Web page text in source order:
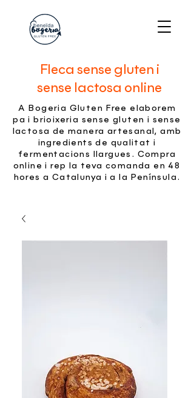
Fleca sense gluten i
sense lactosa online
A Bogeria Gluten Free elaborem
pa i brioixeria sense gluten i sense
lactosa de manera artesanal, amb
ingredients de qualitat i
fermentacions llargues. Compra
online i rep la teva comanda en 48
hores a Catalunya i a la Península.​